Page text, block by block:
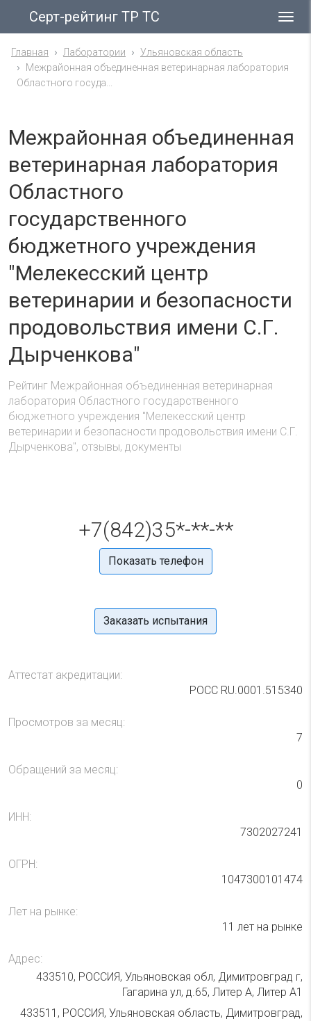
Серт-рейтинг ТР ТС
Главная Лаборатории
Ульяновская область
Межрайонная объединенная ветеринарная лаборатория
Областного госуда...
Межрайонная объединенная
ветеринарная лаборатория
Областного
государственного
бюджетного учреждения
"Мелекесский центр
ветеринарии и безопасности
продовольствия имени С.Г.
Дырченкова"
Рейтинг Межрайонная объединенная ветеринарная
лаборатория Областного государственного
бюджетного учреждения "Мелекесский центр
ветеринарии и безопасности продовольствия имени С.Г.
Дырченкова", отзывы, документы
+7(842)35*-**-**
Показать телефон
Заказать испытания
Аттестат акредитации:
РОСС RU.0001.515340
Просмотров за месяц:
7
Обращений за месяц:
0
ИНН:
7302027241
ОГРН:
1047300101474
Лет на рынке:
11 лет на рынке
Адрес:
433510, РОССИЯ, Ульяновская обл, Димитровград г,
Гагарина ул, д.65, Литер А, Литер А1
433511, РОССИЯ, Ульяновская область, Димитровград,